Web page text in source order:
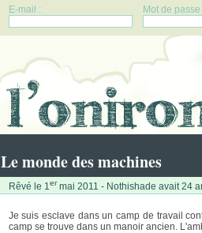
E-mail : Mot de passe
Le monde des machines
Rêvé le 1er mai 2011 - Nothishade avait 24
Je suis esclave dans un camp de travail
camp se trouve dans un manoir ancien.